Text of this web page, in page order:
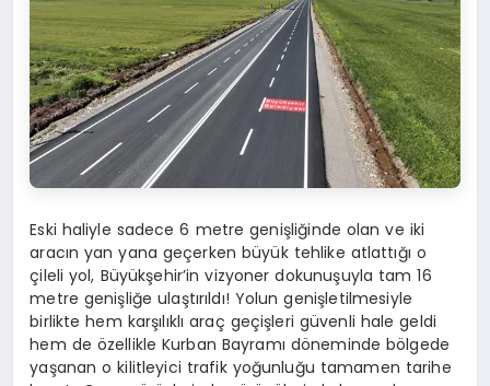
Eski haliyle sadece 6 metre genişliğinde olan ve iki
aracın yan yana geçerken büyük tehlike atlattığı o
çileli yol, Büyükşehir’in vizyoner dokunuşuyla tam 16
metre genişliğe ulaştırıldı! Yolun genişletilmesiyle
birlikte hem karşılıklı araç geçişleri güvenli hale geldi
hem de özellikle Kurban Bayramı döneminde bölgede
yaşanan o kilitleyici trafik yoğunluğu tamamen tarihe